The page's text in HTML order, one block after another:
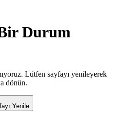
Durum
Lütfen sayfayı yenileyerek
dönün.
Yenile